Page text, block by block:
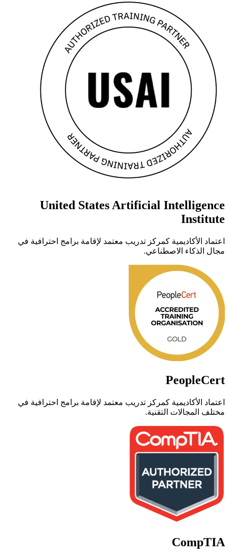
United States Artificial Intelligence
Institute
اعتماد الأكاديمية كمركز تدريب معتمد لإقامة برامج احترافية في
مجال الذكاء الاصطناعي.
PeopleCert
اعتماد الأكاديمية كمركز تدريب معتمد لإقامة برامج احترافية في
مختلف المجالات التقنية.
CompTIA